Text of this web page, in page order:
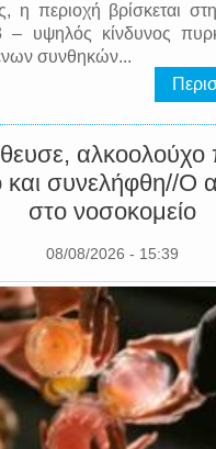
η περιοχή βρίσκεται
– υψηλός κίνδυνος
συνθηκών...
αλκοολούχο
και συνελήφθη//Ο
στο νοσοκομείο
08/08/2026 - 15:39